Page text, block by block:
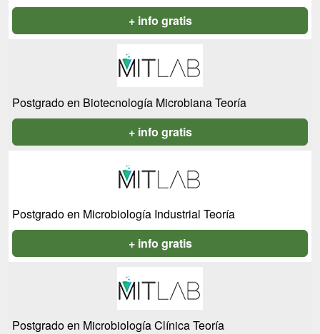
+ info gratis
Postgrado en Biotecnología Microbiana Teoría
+ info gratis
Postgrado en Microbiología Industrial Teoría
+ info gratis
Postgrado en Microbiología Clínica Teoría